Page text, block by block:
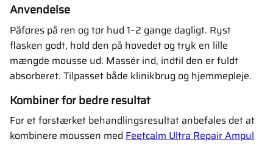
Anvendelse
Påføres på ren og tør hud 1–2 gange dagligt. Ryst
flasken godt, hold den på hovedet og tryk en lille
mængde mousse ud. Massér ind, indtil den er fuldt
absorberet. Tilpasset både klinikbrug og hjemmepleje.
Kombiner for bedre resultat
For et forstærket behandlingsresultat anbefales det at
kombinere moussen med Feetcalm Ultra Repair Ampul